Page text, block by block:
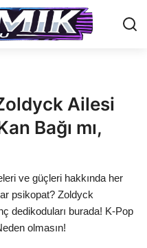
Ailesi
Bağı mı,
ve güçleri hakkında her
psikopat? Zoldyck
dedikoduları burada! K-Pop
olmasın!